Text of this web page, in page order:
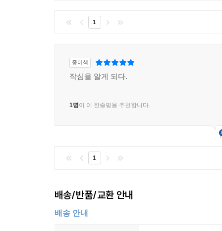
1
종이책
작심을 알게 되다.
1명이 이 한줄평을 추천합니다.
1
배송/반품/교환 안내
배송 안내